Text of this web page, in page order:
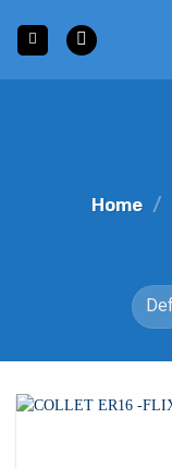
content
Home /